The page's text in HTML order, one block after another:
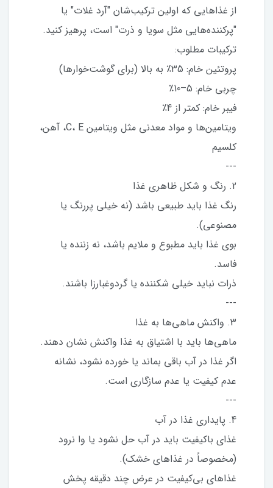
از غذاهایی که اولین ترکیب‌شان "آرد غلات" یا
"پرکننده‌هایی مثل سویا و ذرت" است، پرهیز کنید.
ترکیبات مطلوب:
پروتئین خام: 35٪ به بالا (برای گوشت‌خوارها)
چربی خام: 5–10٪
فیبر خام: کمتر از 4٪
ویتامین‌ها و مواد معدنی مثل ویتامین C، E، آهن،
کلسیم
---
2. رنگ و شکل ظاهری غذا
رنگ غذا باید طبیعی باشد (نه خیلی پررنگ یا
مصنوعی).
بوی غذا باید مطبوع و ملایم باشد، نه زننده یا
فاسد.
ذرات نباید خیلی شکننده یا گردوغبارزا باشند.
---
3. واکنش ماهی‌ها به غذا
ماهی‌ها باید با اشتیاق به غذا واکنش نشان دهند.
اگر غذا در آب باقی بماند یا خورده نشود، نشانه
عدم کیفیت یا عدم سازگاری است.
---
4. پایداری غذا در آب
غذای باکیفیت باید در آب حل نشود یا وا نرود
(مخصوصاً در غذاهای خشک).
غذاهای بی‌کیفیت در عرض چند دقیقه پخش